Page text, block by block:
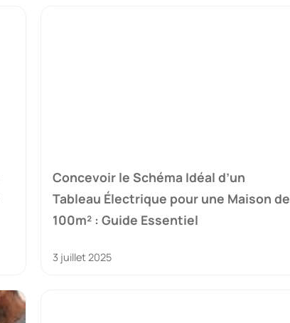
Concevoir le Schéma Idéal d’un
Tableau Électrique pour une Maison de
100m² : Guide Essentiel
3 juillet 2025